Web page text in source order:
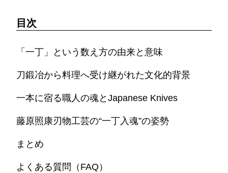
目次
「一丁」という数え方の由来と意味
刀鍛冶から料理へ受け継がれた文化的背景
一本に宿る職人の魂とJapanese Knives
藤原照康刃物工芸の“一丁入魂”の姿勢
まとめ
よくある質問（FAQ）